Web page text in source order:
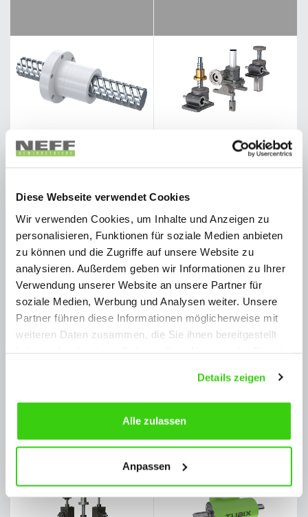
Diese Webseite verwendet Cookies
Wir verwenden Cookies, um Inhalte und Anzeigen zu
personalisieren, Funktionen für soziale Medien anbieten
zu können und die Zugriffe auf unsere Website zu
analysieren. Außerdem geben wir Informationen zu Ihrer
Verwendung unserer Website an unsere Partner für
soziale Medien, Werbung und Analysen weiter. Unsere
Partner führen diese Informationen möglicherweise mit
weiteren Daten zusammen, die Sie ihnen bereitgestellt
Details zeigen
Alle zulassen
Anpassen
SCREW JACKS M/J-SERIES SCREW JACKS MH-SERIES